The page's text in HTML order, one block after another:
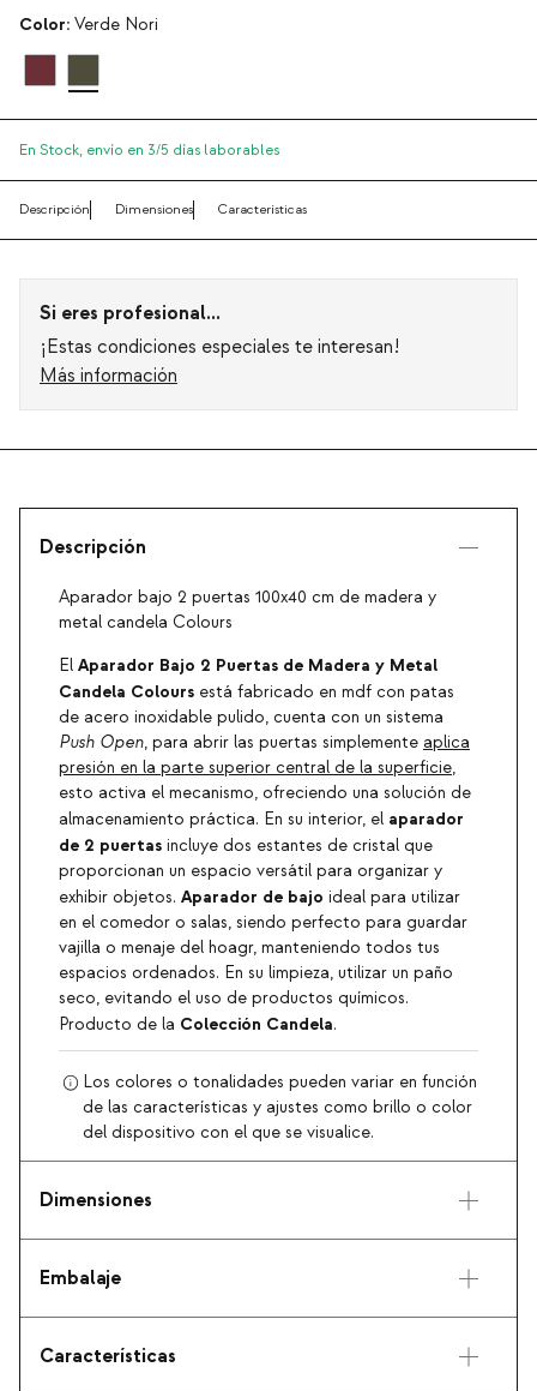
Color: Verde Nori
En Stock, envío en 3/5 días laborables
Descripción Dimensiones Características
Si eres profesional...
¡Estas condiciones especiales te interesan!
Más información
Descripción
Aparador bajo 2 puertas 100x40 cm de madera y
metal candela Colours
El Aparador Bajo 2 Puertas de Madera y Metal
Candela Colours está fabricado en mdf con patas
de acero inoxidable pulido, cuenta con un sistema
Push Open, para abrir las puertas simplemente aplica
presión en la parte superior central de la superficie,
esto activa el mecanismo, ofreciendo una solución de
almacenamiento práctica. En su interior, el aparador
de 2 puertas incluye dos estantes de cristal que
proporcionan un espacio versátil para organizar y
exhibir objetos. Aparador de bajo ideal para utilizar
en el comedor o salas, siendo perfecto para guardar
vajilla o menaje del hoagr, manteniendo todos tus
espacios ordenados. En su limpieza, utilizar un paño
seco, evitando el uso de productos químicos.
Producto de la Colección Candela.
Los colores o tonalidades pueden variar en función
de las características y ajustes como brillo o color
del dispositivo con el que se visualice.
Dimensiones
Embalaje
Características